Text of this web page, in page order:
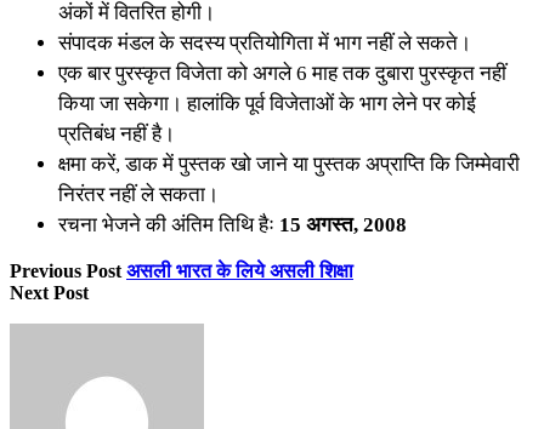
अंकों में वितरित होगी।
संपादक मंडल के सदस्य प्रतियोगिता में भाग नहीं ले सकते।
एक बार पुरस्कृत विजेता को अगले 6 माह तक दुबारा पुरस्कृत नहीं
किया जा सकेगा। हालांकि पूर्व विजेताओं के भाग लेने पर कोई
प्रतिबंध नहीं है।
क्षमा करें, डाक में पुस्तक खो जाने या पुस्तक अप्राप्ति कि जिम्मेवारी
निरंतर नहीं ले सकता।
रचना भेजने की अंतिम तिथि हैः 15 अगस्त, 2008
Previous Post असली भारत के लिये असली शिक्षा
Next Post